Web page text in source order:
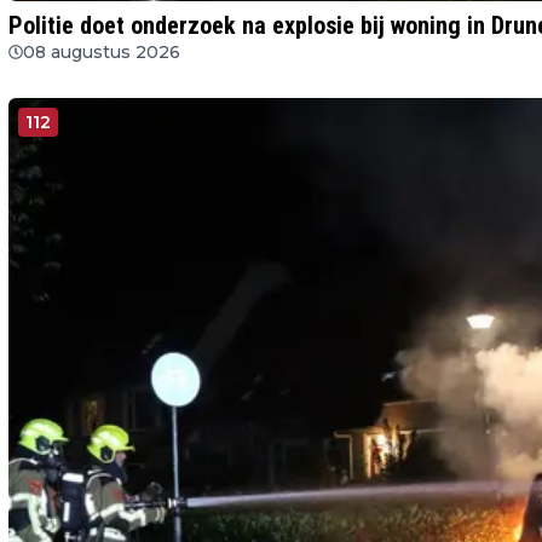
Politie doet onderzoek na explosie bij woning in
08 augustus 2026
112